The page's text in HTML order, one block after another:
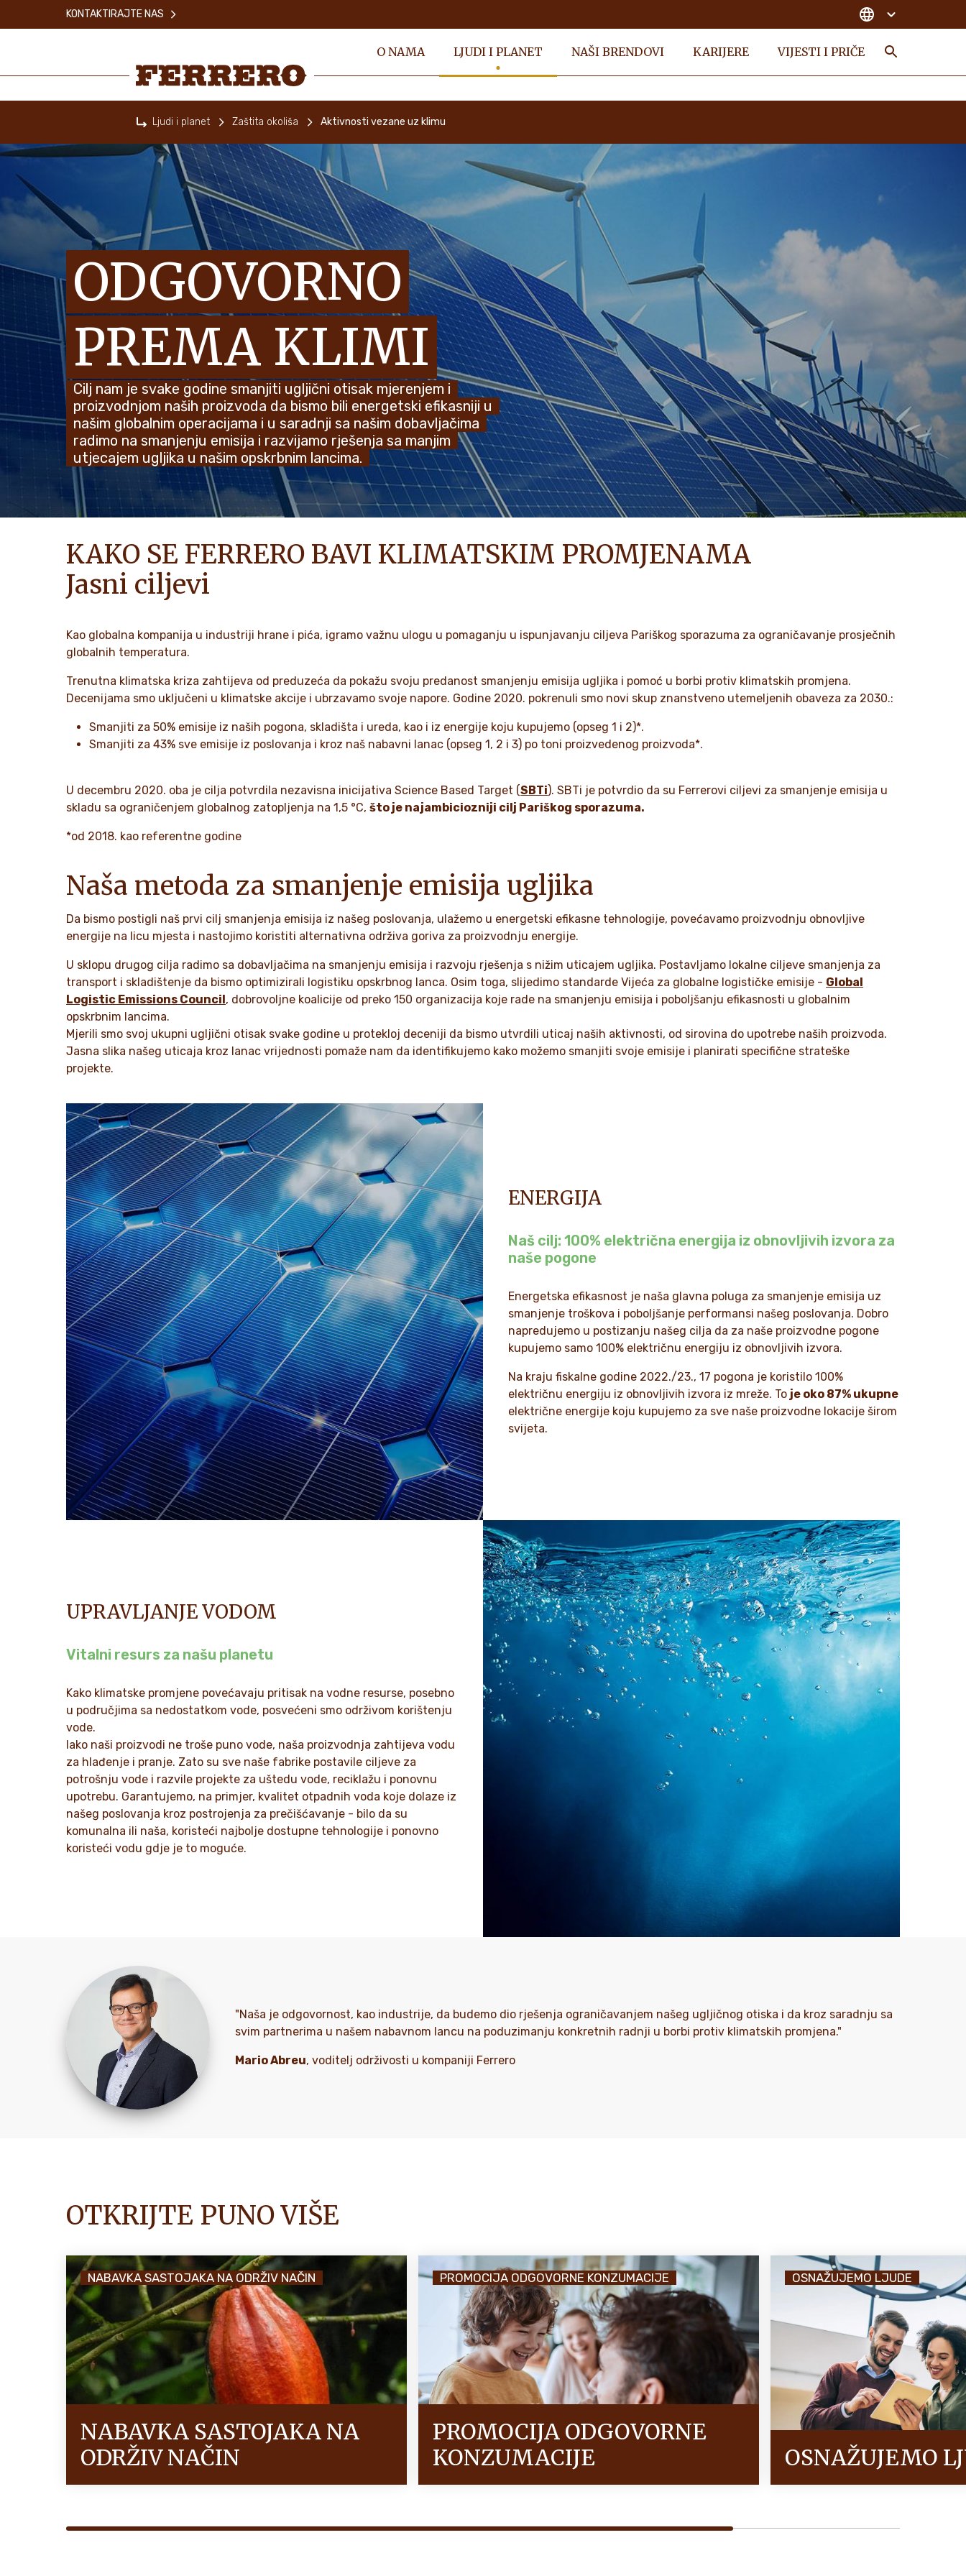
O NAMA LJUDI I PLANET NAŠI BRENDOVI KARIJERE VIJESTI I PRIČE
KONTAKTIRAJTE NAS
Ljudi i planet Zaštita okoliša Aktivnosti vezane uz klimu
ODGOVORNO
PREMA KLIMI
Cilj nam je svake godine smanjiti ugljični otisak mjerenjem i
proizvodnjom naših proizvoda da bismo bili energetski efikasniji u
našim globalnim operacijama i u saradnji sa našim dobavljačima
radimo na smanjenju emisija i razvijamo rješenja sa manjim
utjecajem ugljika u našim opskrbnim lancima.
KAKO SE FERRERO BAVI KLIMATSKIM PROMJENAMA
Jasni ciljevi
Kao globalna kompanija u industriji hrane i pića, igramo važnu ulogu u pomaganju u ispunjavanju ciljeva Pariškog sporazuma za ograničavanje prosječnih
globalnih temperatura.
Trenutna klimatska kriza zahtijeva od preduzeća da pokažu svoju predanost smanjenju emisija ugljika i pomoć u borbi protiv klimatskih promjena.
Decenijama smo uključeni u klimatske akcije i ubrzavamo svoje napore. Godine 2020. pokrenuli smo novi skup znanstveno utemeljenih obaveza za 2030.:
Smanjiti za 50% emisije iz naših pogona, skladišta i ureda, kao i iz energije koju kupujemo (opseg 1 i 2)*.
Smanjiti za 43% sve emisije iz poslovanja i kroz naš nabavni lanac (opseg 1, 2 i 3) po toni proizvedenog proizvoda*.
U decembru 2020. oba je cilja potvrdila nezavisna inicijativa Science Based Target (SBTi). SBTi je potvrdio da su Ferrerovi ciljevi za smanjenje emisija u
skladu sa ograničenjem globalnog zatopljenja na 1,5 °C,što je najambiciozniji cilj Pariškog sporazuma.
*od 2018. kao referentne godine
Naša metoda za smanjenje emisija ugljika
Da bismo postigli naš prvi cilj smanjenja emisija iz našeg poslovanja, ulažemo u energetski efikasne tehnologije, povećavamo proizvodnju obnovljive
energije na licu mjesta i nastojimo koristiti alternativna održiva goriva za proizvodnju energije.
U sklopu drugog cilja radimo sa dobavljačima na smanjenju emisija i razvoju rješenja s nižim uticajem ugljika. Postavljamo lokalne ciljeve smanjenja za
transport i skladištenje da bismo optimizirali logistiku opskrbnog lanca. Osim toga, slijedimo standarde Vijeća za globalne logističke emisije - Global
Logistic Emissions Council, dobrovoljne koalicije od preko 150 organizacija koje rade na smanjenju emisija i poboljšanju efikasnosti u globalnim
opskrbnim lancima.
Mjerili smo svoj ukupni ugljični otisak svake godine u protekloj deceniji da bismo utvrdili uticaj naših aktivnosti, od sirovina do upotrebe naših proizvoda.
Jasna slika našeg uticaja kroz lanac vrijednosti pomaže nam da identifikujemo kako možemo smanjiti svoje emisije i planirati specifične strateške
projekte.
ENERGIJA
Naš cilj: 100% električna energija iz obnovljivih izvora za
naše pogone
Energetska efikasnost je naša glavna poluga za smanjenje emisija uz
smanjenje troškova i poboljšanje performansi našeg poslovanja. Dobro
napredujemo u postizanju našeg cilja da za naše proizvodne pogone
kupujemo samo 100% električnu energiju iz obnovljivih izvora.
Na kraju fiskalne godine 2022./23., 17 pogona je koristilo 100%
električnu energiju iz obnovljivih izvora iz mreže. To je oko 87% ukupne
električne energije koju kupujemo za sve naše proizvodne lokacije širom
svijeta.
UPRAVLJANJE VODOM
Vitalni resurs za našu planetu
Kako klimatske promjene povećavaju pritisak na vodne resurse, posebno
u područjima sa nedostatkom vode, posvećeni smo održivom korištenju
vode.
Iako naši proizvodi ne troše puno vode, naša proizvodnja zahtijeva vodu
za hlađenje i pranje. Zato su sve naše fabrike postavile ciljeve za
potrošnju vode i razvile projekte za uštedu vode, reciklažu i ponovnu
upotrebu. Garantujemo, na primjer, kvalitet otpadnih voda koje dolaze iz
našeg poslovanja kroz postrojenja za prečišćavanje - bilo da su
komunalna ili naša, koristeći najbolje dostupne tehnologije i ponovno
koristeći vodu gdje je to moguće.
"Naša je odgovornost, kao industrije, da budemo dio rješenja ograničavanjem našeg ugljičnog otiska i da kroz saradnju sa
svim partnerima u našem nabavnom lancu na poduzimanju konkretnih radnji u borbi protiv klimatskih promjena."
Mario Abreu, voditelj održivosti u kompaniji Ferrero
OTKRIJTE PUNO VIŠE
NABAVKA SASTOJAKA NA ODRŽIV NAČIN
NABAVKA SASTOJAKA NA
ODRŽIV NAČIN
PROMOCIJA ODGOVORNE KONZUMACIJE
PROMOCIJA ODGOVORNE
KONZUMACIJE
OSNAŽUJEMO LJUDE
OSNAŽUJEMO